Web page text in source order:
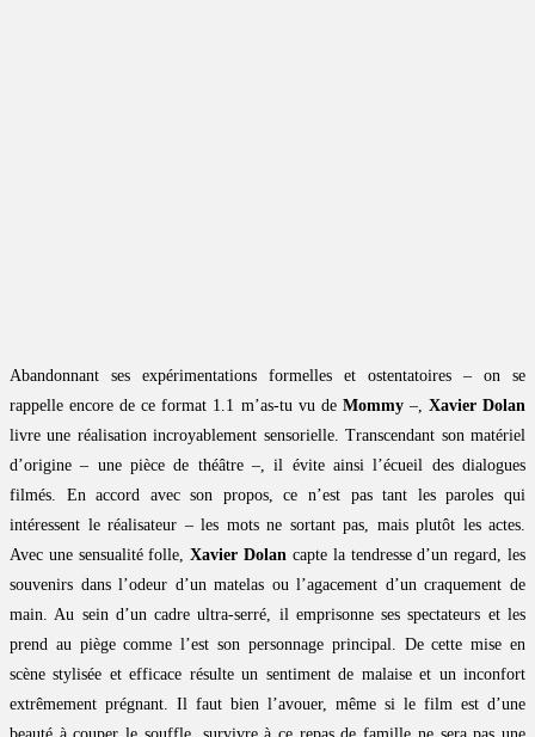
Abandonnant ses expérimentations formelles et ostentatoires – on se
rappelle encore de ce format 1.1 m’as-tu vu de Mommy–, Xavier Dolan
livre une réalisation incroyablement sensorielle. Transcendant son matériel
d’origine – une pièce de théâtre –, il évite ainsi l’écueil des dialogues
filmés. En accord avec son propos, ce n’est pas tant les paroles qui
intéressent le réalisateur – les mots ne sortant pas, mais plutôt les actes.
Avec une sensualité folle,Xavier Dolan capte la tendresse d’un regard, les
souvenirs dans l’odeur d’un matelas ou l’agacement d’un craquement de
main. Au sein d’un cadre ultra-serré, il emprisonne ses spectateurs et les
prend au piège comme l’est son personnage principal. De cette mise en
scène stylisée et efficace résulte un sentiment de malaise et un inconfort
extrêmement prégnant. Il faut bien l’avouer, même si le film est d’une